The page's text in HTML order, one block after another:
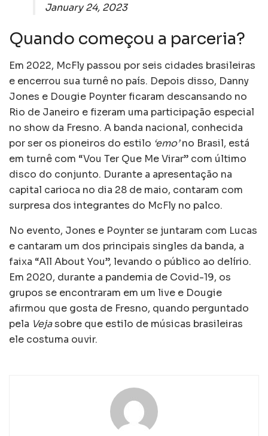
January 24, 2023
Quando começou a parceria?
Em 2022, McFly passou por seis cidades brasileiras
e encerrou sua turnê no país. Depois disso, Danny
Jones e Dougie Poynter ficaram descansando no
Rio de Janeiro e fizeram uma participação especial
no show da Fresno. A banda nacional, conhecida
por ser os pioneiros do estilo ‘emo’no Brasil, está
em turnê com “Vou Ter Que Me Virar” com último
disco do conjunto. Durante a apresentação na
capital carioca no dia 28 de maio, contaram com
surpresa dos integrantes do McFly no palco.
No evento, Jones e Poynter se juntaram com Lucas
e cantaram um dos principais singles da banda, a
faixa “All About You”, levando o público ao delírio.
Em 2020, durante a pandemia de Covid-19, os
grupos se encontraram em um live e Dougie
afirmou que gosta de Fresno, quando perguntado
pela Vejasobre que estilo de músicas brasileiras
ele costuma ouvir.